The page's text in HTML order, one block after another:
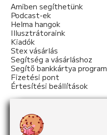
Amiben segíthetünk
Podcast-ek
Helma hangok
Illusztrátoraink
Kiadók
Stex vásárlás
Segítség a vásárláshoz
Segítő bankkártya program
Fizetési pont
Értesítési beállítások